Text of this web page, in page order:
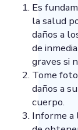
Es
la salud
daños a
de
graves si
Tome
daños a
cuerpo.
Informe a